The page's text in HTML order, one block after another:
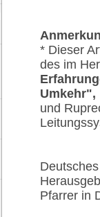
* Dieser
des im
Umkehr",
und
Pfarrer in